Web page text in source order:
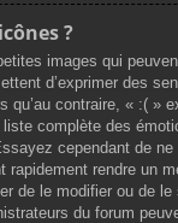
?
images qui
d’exprimer des
qu’au contraire, « :( »
complète des
cependant de ne
rapidement rendre un
de le modifier ou de le
du forum